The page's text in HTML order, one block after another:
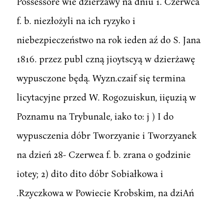
f. b. niezłożyli na ich ryzyko i
niebezpieczeństwo na rok ieden aź do S. Jana
1816. przez publ czną jioytscyą w dzierżawę
wypusczone będą. Wyzn.czaif się termina
licytacyjne przed W. Rogozuiskun, iięuzią w
Poznamu na Trybunale, iako to: j ) I do
wypusczenia dóbr Tworzyanie i Tworzyanek
na dzień 28- Czerwea f. b. zrana o godzinie
iotey; 2) dito dito dóbr Sobiałkowa i
.Rzyczkowa w Powiecie Krobskim, na dziAń